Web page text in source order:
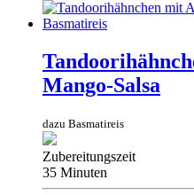
Mango-Salsa
dazu Basmatireis
Zubereitungszeit
35 Minuten